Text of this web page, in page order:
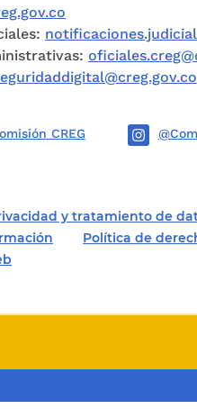
CREG
y tratamiento de
Política de